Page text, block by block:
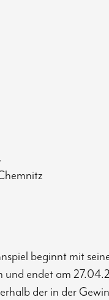
beginnt mit
und endet am
der in der